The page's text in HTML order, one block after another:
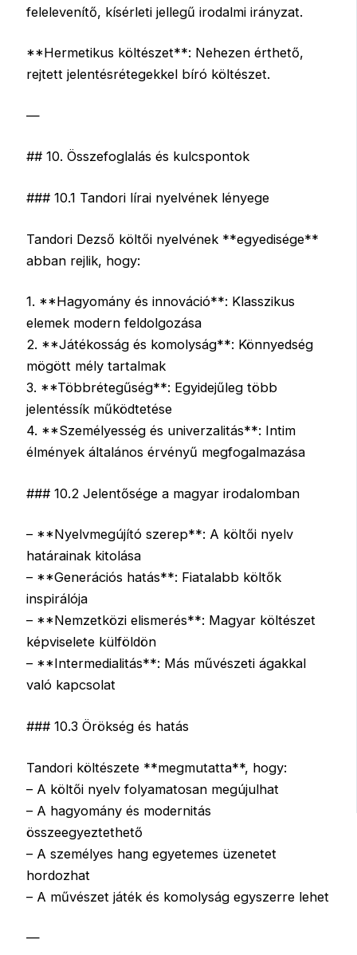
felelevenítő, kísérleti jellegű irodalmi irányzat.
**Hermetikus költészet**: Nehezen érthető,
rejtett jelentésrétegekkel bíró költészet.
—
## 10. Összefoglalás és kulcspontok
### 10.1 Tandori lírai nyelvének lényege
Tandori Dezső költői nyelvének **egyedisége**
abban rejlik, hogy:
1. **Hagyomány és innováció**: Klasszikus
elemek modern feldolgozása
2. **Játékosság és komolyság**: Könnyedség
mögött mély tartalmak
3. **Többrétegűség**: Egyidejűleg több
jelentéssík működtetése
4. **Személyesség és univerzalitás**: Intim
élmények általános érvényű megfogalmazása
### 10.2 Jelentősége a magyar irodalomban
– **Nyelvmegújító szerep**: A költői nyelv
határainak kitolása
– **Generációs hatás**: Fiatalabb költők
inspirálója
– **Nemzetközi elismerés**: Magyar költészet
képviselete külföldön
– **Intermedialitás**: Más művészeti ágakkal
való kapcsolat
### 10.3 Örökség és hatás
Tandori költészete **megmutatta**, hogy:
– A költői nyelv folyamatosan megújulhat
– A hagyomány és modernitás
összeegyeztethető
– A személyes hang egyetemes üzenetet
hordozhat
– A művészet játék és komolyság egyszerre lehet
—